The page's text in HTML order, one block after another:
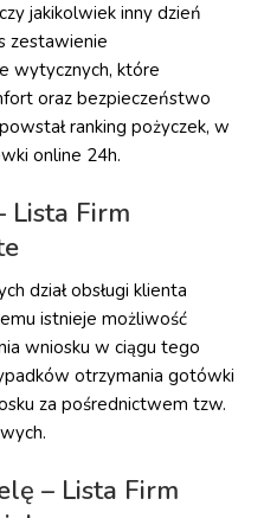
jakikolwiek inny dzień
zestawienie
wytycznych, które
oraz bezpieczeństwo
ranking pożyczek, w
online 24h.
Lista Firm
dział obsługi klienta
istnieje możliwość
wniosku w ciągu tego
otrzymania gotówki
za pośrednictwem tzw.
– Lista Firm